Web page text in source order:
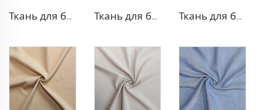
Ткань для брюк в стиле TR Strip Ткань для блейзера TR с эффектом стрейч Ткань для блейзера TR, похожая на лен